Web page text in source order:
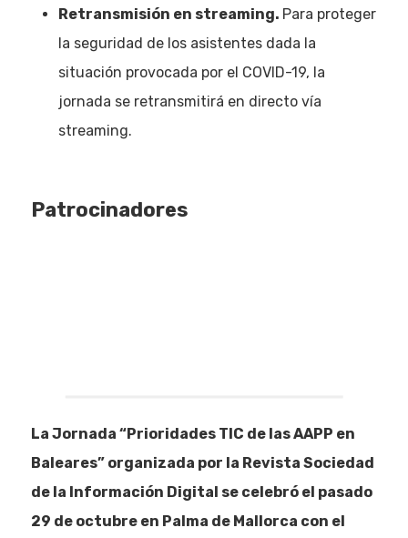
Retransmisión en streaming. Para proteger
la seguridad de los asistentes dada la
situación provocada por el COVID-19, la
jornada se retransmitirá en directo vía
streaming.
Patrocinadores
La Jornada “Prioridades TIC de las AAPP en
Baleares” organizada por la Revista Sociedad
de la Información Digital se celebró el pasado
29 de octubre en Palma de Mallorca con el